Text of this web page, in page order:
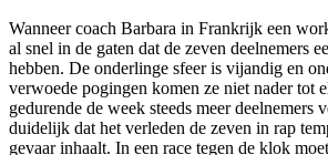
Wanneer coach Barbara in Frankrijk een
al snel in de gaten dat de zeven deelnemers
hebben. De onderlinge sfeer is vijandig en
verwoede pogingen komen ze niet nader tot
gedurende de week steeds meer deelnemers
duidelijk dat het verleden de zeven in rap
gevaar inhaalt. In een race tegen de klok